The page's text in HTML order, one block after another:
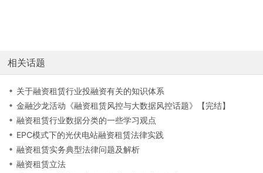
相关话题
关于融资租赁行业投融资有关的知识体系
金融沙龙活动《融资租赁风控与大数据风控话题》【完结】
融资租赁行业数据分类的一些学习观点
EPC模式下的光伏电站融资租赁法律实践
融资租赁实务典型法律问题及解析
融资租赁立法